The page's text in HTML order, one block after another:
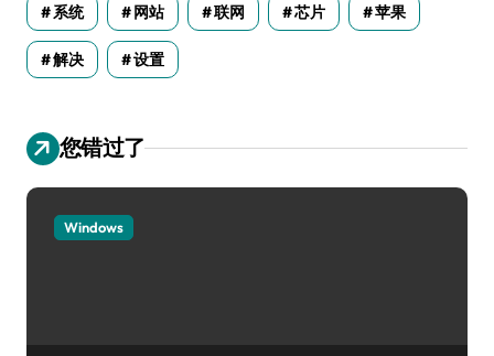
系统 网站 联网 芯片 苹果
解决 设置
您错过了
Windows